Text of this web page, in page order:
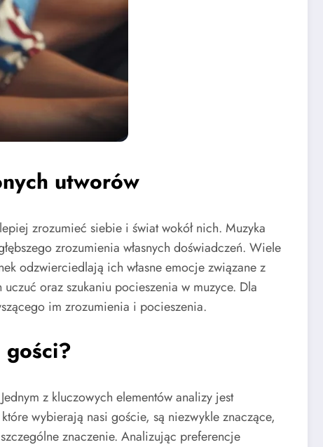
utworów
zrozumieć siebie i świat wokół nich. Muzyka
zrozumienia własnych doświadczeń. Wiele
odzwierciedlają ich własne emocje związane z
oraz szukaniu pocieszenia w muzyce. Dla
im zrozumienia i pocieszenia.
z kluczowych elementów analizy jest
wybierają nasi goście, są niezwykle znaczące,
znaczenie. Analizując preferencje